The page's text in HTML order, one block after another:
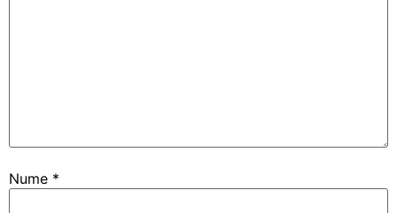
Nume *